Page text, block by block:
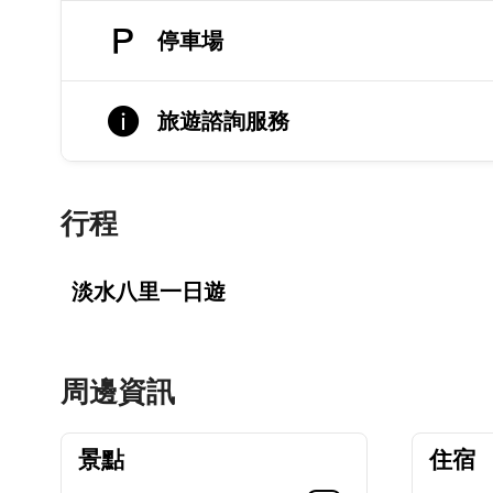
停車場
旅遊諮詢服務
行程
淡水八里一日遊
周邊資訊
景點 住宿